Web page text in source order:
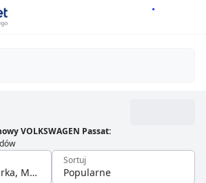
VOLKSWAGEN Passat:
Stan pojazdu, Marka, Model
Sortuj
Popularne